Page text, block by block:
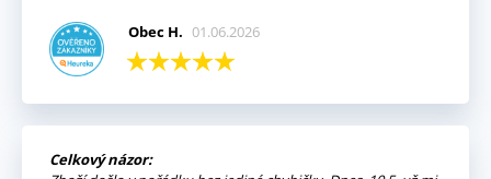
Obec H. 01.06.2026
Celkový názor: